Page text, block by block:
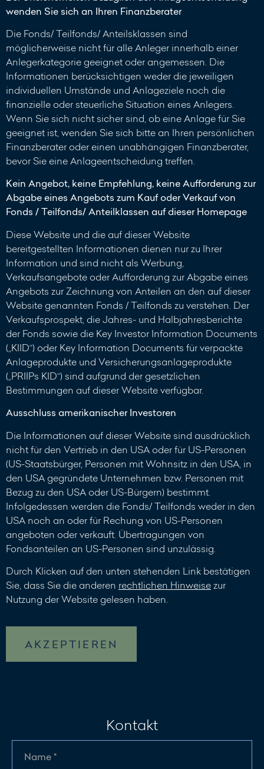
wenden Sie sich an Ihren Finanzberater
Die Fonds/ Teilfonds/ Anteilsklassen sind
möglicherweise nicht für alle Anleger innerhalb einer
Anlegerkategorie geeignet oder angemessen. Die
Informationen berücksichtigen weder die jeweiligen
individuellen Umstände und Anlageziele noch die
finanzielle oder steuerliche Situation eines Anlegers.
Wenn Sie sich nicht sicher sind, ob eine Anlage für Sie
geeignet ist, wenden Sie sich bitte an Ihren persönlichen
Finanzberater oder einen unabhängigen Finanzberater,
bevor Sie eine Anlageentscheidung treffen.
Kein Angebot, keine Empfehlung, keine Aufforderung zur
Abgabe eines Angebots zum Kauf oder Verkauf von
Fonds / Teilfonds/ Anteilklassen auf dieser Homepage
Diese Website und die auf dieser Website
bereitgestellten Informationen dienen nur zu Ihrer
Information und sind nicht als Werbung,
Verkaufsangebote oder Aufforderung zur Abgabe eines
Angebots zur Zeichnung von Anteilen an den auf dieser
Website genannten Fonds / Teilfonds zu verstehen. Der
Verkaufsprospekt, die Jahres- und Halbjahresberichte
der Fonds sowie die Key Investor Information Documents
(„KIID“) oder Key Information Documents für verpackte
Anlageprodukte und Versicherungsanlageprodukte
(„PRIIPs KID“) sind aufgrund der gesetzlichen
Bestimmungen auf dieser Website verfügbar.
Ausschluss amerikanischer Investoren
Die Informationen auf dieser Website sind ausdrücklich
nicht für den Vertrieb in den USA oder für US-Personen
(US-Staatsbürger, Personen mit Wohnsitz in den USA, in
den USA gegründete Unternehmen bzw. Personen mit
Bezug zu den USA oder US-Bürgern) bestimmt.
Infolgedessen werden die Fonds/ Teilfonds weder in den
USA noch an oder für Rechung von US-Personen
angeboten oder verkauft. Übertragungen von
Fondsanteilen an US-Personen sind unzulässig.
Durch Klicken auf den unten stehenden Link bestätigen
Sie, dass Sie die anderen rechtlichen Hinweisezur
Nutzung der Website gelesen haben.
AKZEPTIEREN
Kontakt